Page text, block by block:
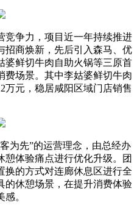
竞争力，项目近一年持续推进
招商焕新，先后引入森马、优
婆鲜切牛肉自助火锅等三原首
费场景。其中李姑婆鲜切牛肉
万元，稳居咸阳区域门店销售
为先”的运营理念，由总经办
憩体验痛点进行优化升级。团
换的方式对连廊休息区进行全
的休憩场景，在提升消费体验
。